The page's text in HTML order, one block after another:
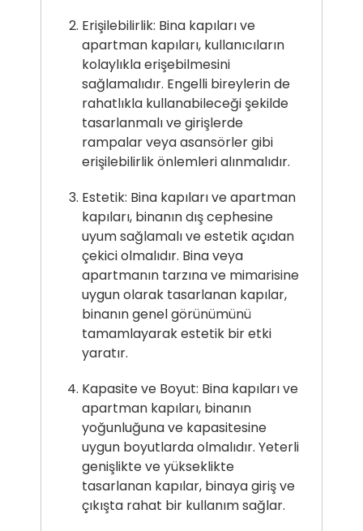
Erişilebilirlik: Bina kapıları ve
apartman kapıları, kullanıcıların
kolaylıkla erişebilmesini
sağlamalıdır. Engelli bireylerin de
rahatlıkla kullanabileceği şekilde
tasarlanmalı ve girişlerde
rampalar veya asansörler gibi
erişilebilirlik önlemleri alınmalıdır.
Estetik: Bina kapıları ve apartman
kapıları, binanın dış cephesine
uyum sağlamalı ve estetik açıdan
çekici olmalıdır. Bina veya
apartmanın tarzına ve mimarisine
uygun olarak tasarlanan kapılar,
binanın genel görünümünü
tamamlayarak estetik bir etki
yaratır.
Kapasite ve Boyut: Bina kapıları ve
apartman kapıları, binanın
yoğunluğuna ve kapasitesine
uygun boyutlarda olmalıdır. Yeterli
genişlikte ve yükseklikte
tasarlanan kapılar, binaya giriş ve
çıkışta rahat bir kullanım sağlar.